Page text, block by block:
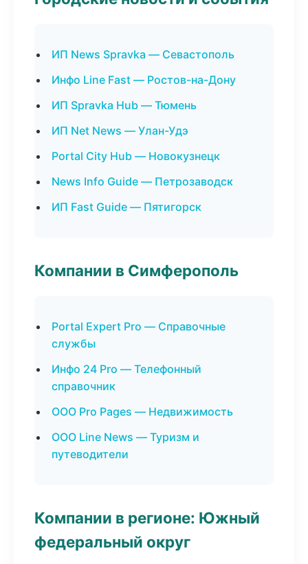
ИП News Spravka — Севастополь
Инфо Line Fast — Ростов-на-Дону
ИП Spravka Hub — Тюмень
ИП Net News — Улан-Удэ
Portal City Hub — Новокузнецк
News Info Guide — Петрозаводск
ИП Fast Guide — Пятигорск
Компании в Симферополь
Portal Expert Pro — Справочные
службы
Инфо 24 Pro — Телефонный
справочник
ООО Pro Pages — Недвижимость
ООО Line News — Туризм и
путеводители
Компании в регионе: Южный
федеральный округ